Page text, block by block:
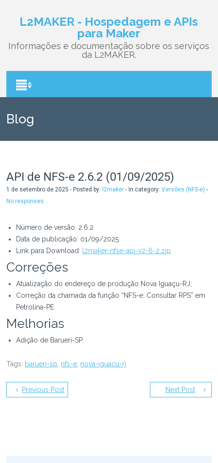
L2MAKER - Hospedagem e APIs
para Maker
Informações e documentação sobre os serviços
da L2MAKER.
Blog
API de NFS-e 2.6.2 (01/09/2025)
1 de setembro de 2025 - Posted by: l2maker - In category:Versões (NFS-e) -
No responses
Número de versão: 2.6.2
Data de publicação: 01/09/2025
Link para Download:
l2maker-nfse-api-v2-6-2.zip
Correções
Atualização do endereço de produção Nova Iguaçu-RJ;
Correção da chamada da função “NFS-e: Consultar RPS” em
Petrolina-PE.
Melhorias
Adição de Barueri-SP.
Tags: barueri-sp nfs-e nova-iguacu-rj
Next Post
Previous Post